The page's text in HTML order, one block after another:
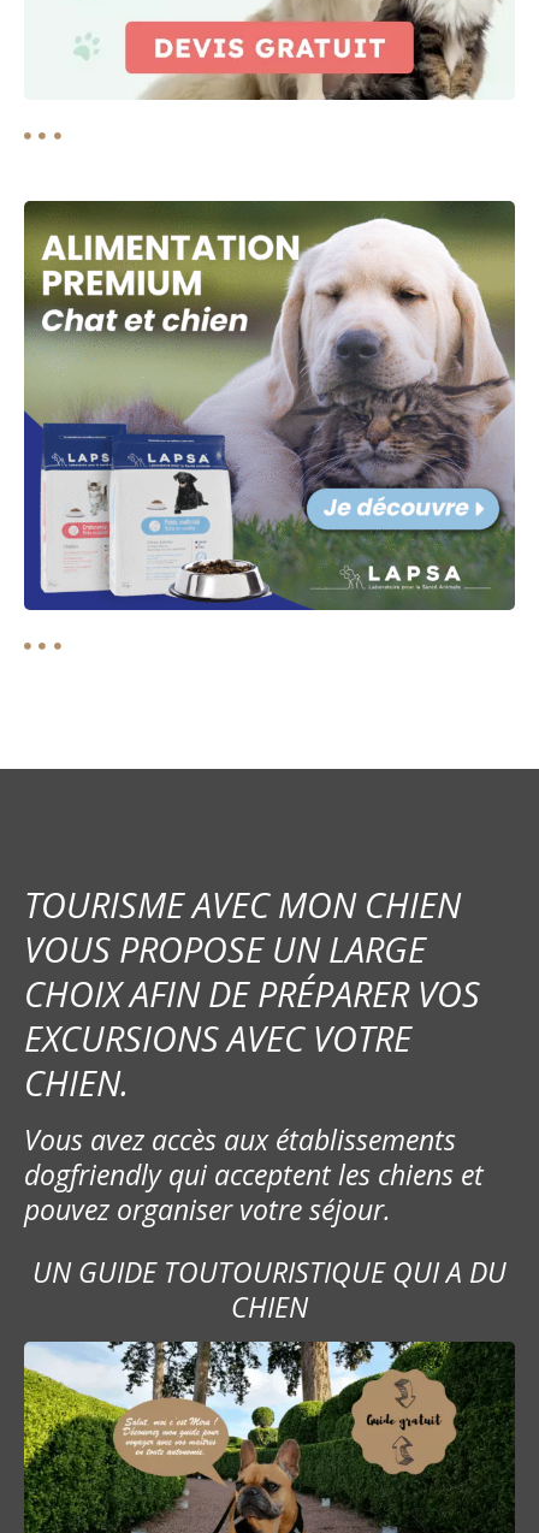
TOURISME AVEC MON CHIEN
VOUS PROPOSE UN LARGE
CHOIX AFIN DE PRÉPARER VOS
EXCURSIONS AVEC VOTRE
CHIEN.
Vous avez accès aux établissements
dogfriendly qui acceptent les chiens et
pouvez organiser votre séjour.
UN GUIDE TOUTOURISTIQUE QUI A DU
CHIEN